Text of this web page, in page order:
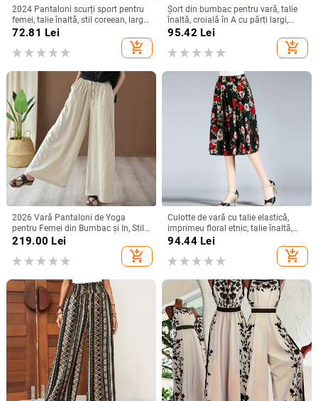
2024 Pantaloni scurți sport pentru
femei, talie înaltă, stil coreean, largi,
șnur, croială în formă de A
72.81 Lei
add_shopping_cart
Șort din bumbac pentru vară, talie
înaltă, croială în A cu părți largi,
lungime capri, casual, stil urban
95.42 Lei
add_shopping_cart
2026 Vară Pantaloni de Yoga
pentru Femei din Bumbac și In, Stil
Artistic Retro, Spălați cu Nisip, Talie
219.00 Lei
add_shopping_cart
Culotte de vară cu talie elastică,
imprimeu floral etnic, talie înaltă,
lungime midi
94.44Lei
add_shopping_cart